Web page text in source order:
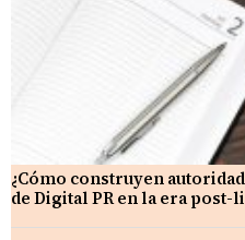
¿Cómo construyen
de Digital PR en la era post-